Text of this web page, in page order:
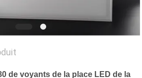
de voyants de la place LED de la